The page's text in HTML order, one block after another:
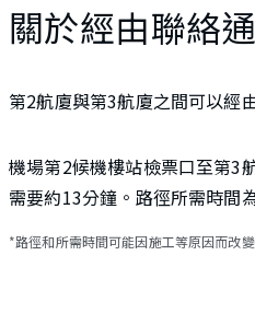
關於經由聯絡
第2航廈與第3航廈之間可以經
機場第2候機樓站檢票口至第3
需要約13分鐘。路徑所需時間
*路徑和所需時間可能因施工等原因而改